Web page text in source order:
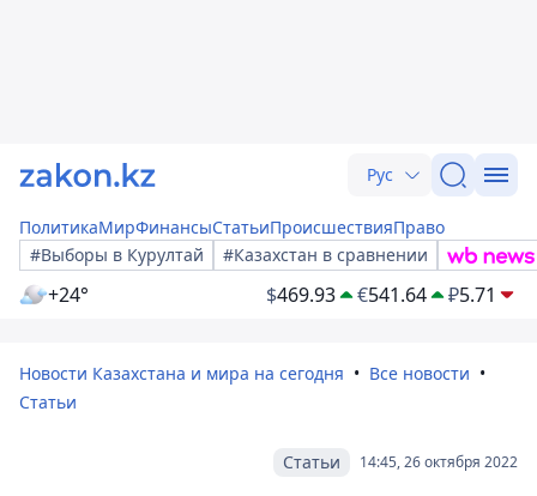
Рус
ПолитикаМирФинансыСтатьиПроисшествияПраво
#Выборы в Курултай
#Казахстан в сравнении
+24° $469.93 €541.64 ₽5.71
Новости Казахстана и мира на сегодня
Все новости
Статьи
14:45, 26 октября 2022
Статьи